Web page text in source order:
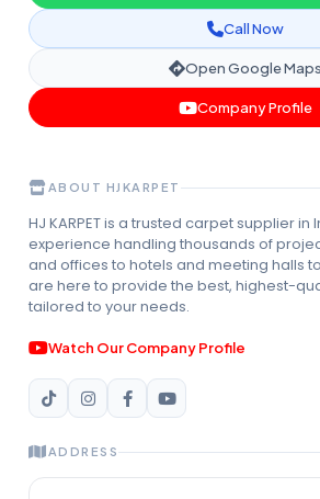
Call Now
Open Google Maps
Company Profile
ABOUT HJKARPET
HJ KARPET is a trusted carpet supplier in
experience handling thousands of
and offices to hotels and meeting halls
are here to provide the best, highest-
tailored to your needs.
Watch Our Company Profile
ADDRESS